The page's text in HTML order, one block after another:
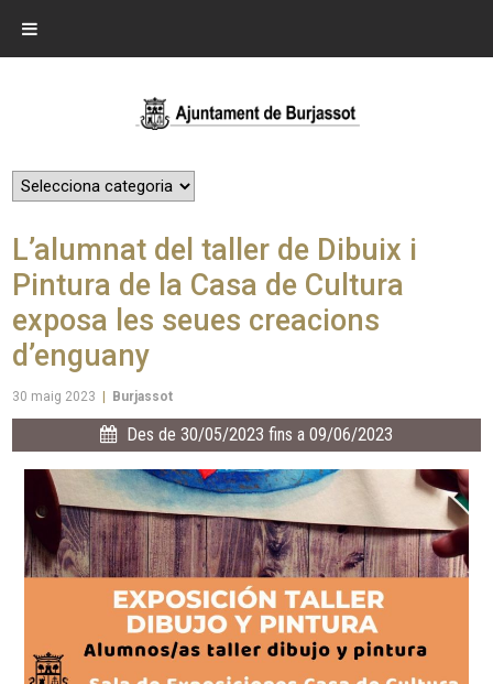
L’alumnat del taller de Dibuix i
Pintura de la Casa de Cultura
exposa les seues creacions
d’enguany
30 maig 2023 Burjassot
Des de 30/05/2023 fins a 09/06/2023